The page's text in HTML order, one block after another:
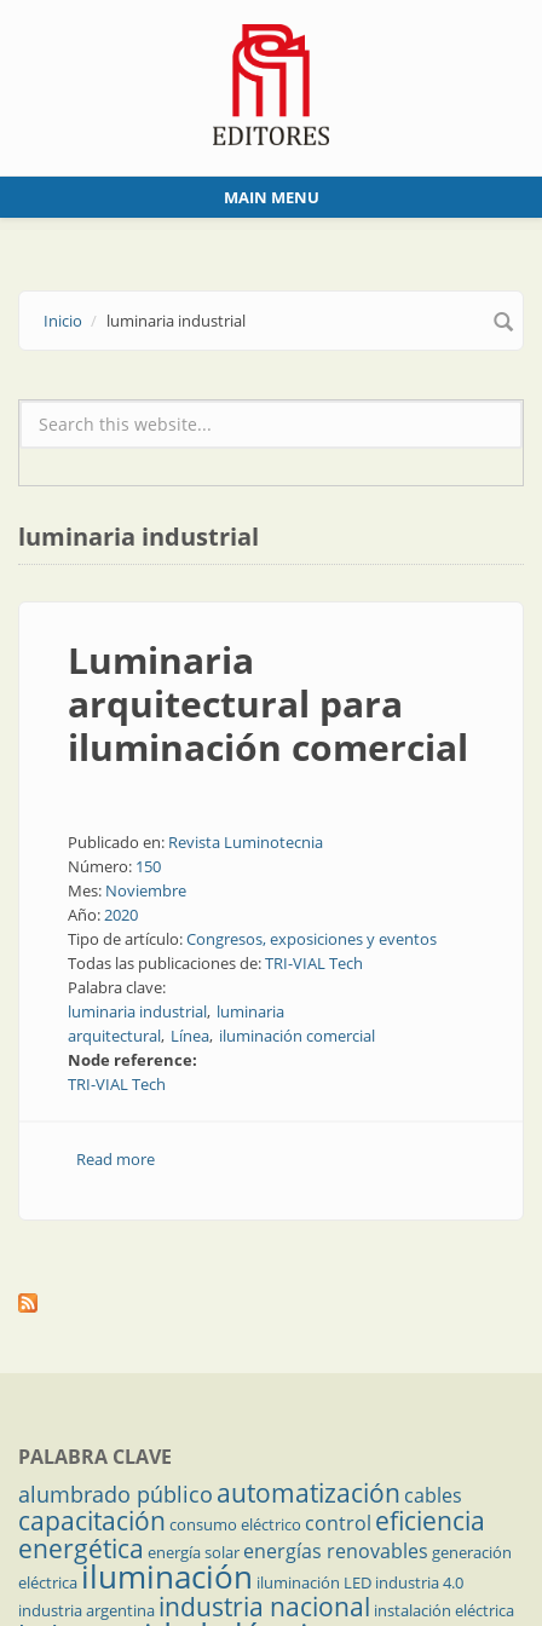
MAIN MENU
Inicio luminaria industrial
Formulario de búsqueda
luminaria industrial
Luminaria
arquitectural para
iluminación comercial
Publicado en: Revista Luminotecnia
Número: 150
Mes: Noviembre
Año:2020
Tipo de artículo:Congresos, exposiciones y eventos
Todas las publicaciones de:TRI-VIAL Tech
Palabra clave:
luminaria industrial luminaria
arquitectural Línea iluminación comercial
Node reference:
TRI-VIAL Tech
Read moreabout Luminaria arquitectural para iluminación
PALABRA CLAVE
alumbrado público automatización cables
capacitación consumo eléctrico control eficiencia
energética energía solar energías renovables generación
eléctricailuminación iluminación LED industria 4.0
industria argentina industria nacional instalación eléctrica